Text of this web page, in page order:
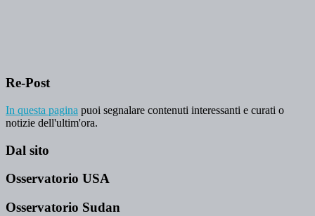
Re-Post
In questa pagina puoi segnalare contenuti interessanti e curati o
notizie dell'ultim'ora.
Dal sito
Osservatorio USA
Osservatorio Sudan